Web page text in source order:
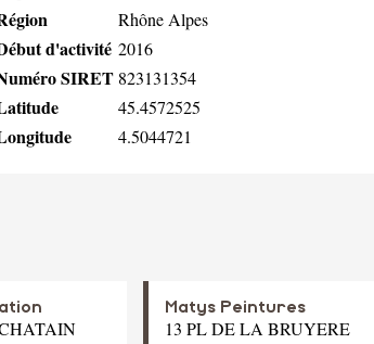
Rhône Alpes
d'activité 2016
SIRET 823131354
45.4572525
4.5044721
Matys Peintures
13 PL DE LA BRUYERE